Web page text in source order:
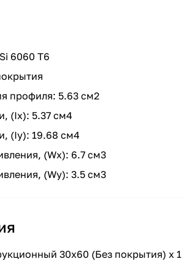
6060 Т6
профиля: 5.63 см2
(Ix): 5.37 см4
(Iy): 19.68 см4
(Wx): 6.7 см3
(Wy): 3.5 см3
30х60 (Без покрытия) х